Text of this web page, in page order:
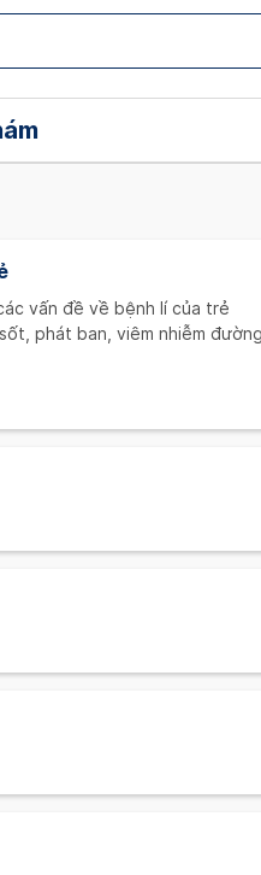
vấn đề về bệnh lí của trẻ
phát ban, viêm nhiễm